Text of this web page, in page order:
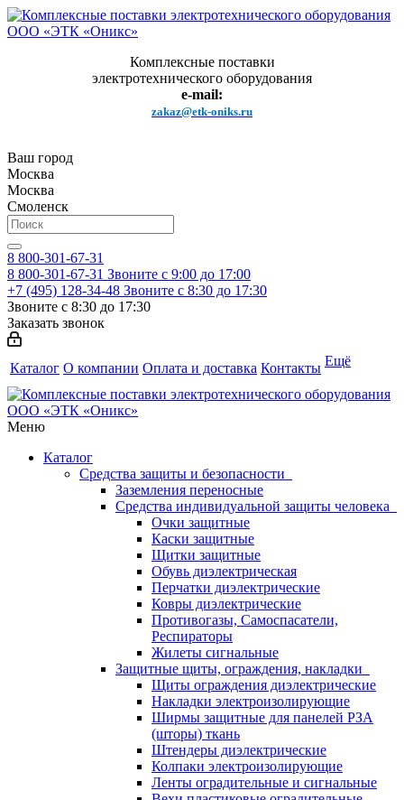
Комплексные поставки
электротехнического оборудования
e-mail:
zakaz@etk-oniks.ru
Ваш город
Москва
Москва
Смоленск
8 800-301-67-31
8 800-301-67-31 Звоните с 9:00 до 17:00
+7 (495) 128-34-48 Звоните с 8:30 до 17:30
Звоните с 8:30 до 17:30
Заказать звонок
Каталог О компании Оплата и доставка Контакты Ещё
Меню
Каталог
Средства защиты и безопасности
Заземления переносные
Средства индивидуальной защиты человека
Очки защитные
Каски защитные
Щитки защитные
Обувь диэлектрическая
Перчатки диэлектрические
Ковры диэлектрические
Противогазы, Самоспасатели,
Респираторы
Жилеты сигнальные
Защитные щиты, ограждения, накладки
Щиты ограждения диэлектрические
Накладки электроизолирующие
Ширмы защитные для панелей РЗА
(шторы) ткань
Штендеры диэлектрические
Колпаки электроизолирующие
Ленты оградительные и сигнальные